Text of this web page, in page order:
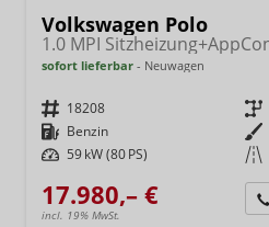
Volkswagen Polo
sofort lieferbar Neuwagen
Fahrzeugnr. 18208 Getriebe
Kraftstoff Benzin Außenfarbe
Leistung 59 kW (80 PS) Kilometerstand
17.980,– €
incl. 19% MwSt.